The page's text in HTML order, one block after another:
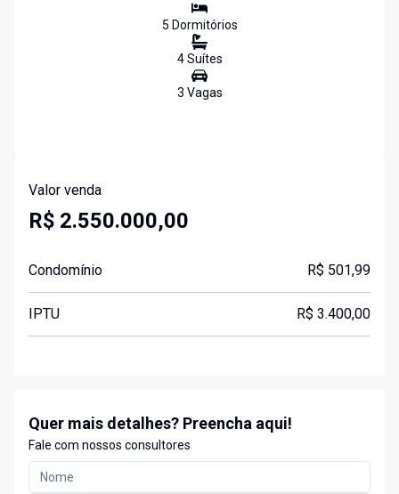
5 Dormitórios
4Suítes
3 Vagas
Valor venda
R$ 2.550.000,00
Condomínio R$ 501,99
IPTU R$ 3.400,00
Quer mais detalhes? Preencha aqui!
Fale com nossos consultores